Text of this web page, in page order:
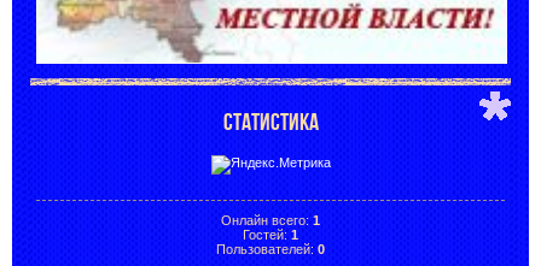
СТАТИСТИКА
Онлайн всего: 1
Гостей: 1
Пользователей: 0